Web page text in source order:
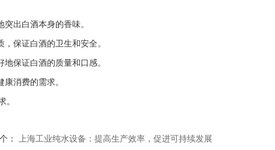
出白酒本身的香味。
保证白酒的卫生和安全。
保证白酒的质量和口感。
消费的需求。
。
： 上海工业纯水设备：提高生产效率，促进可持续发展